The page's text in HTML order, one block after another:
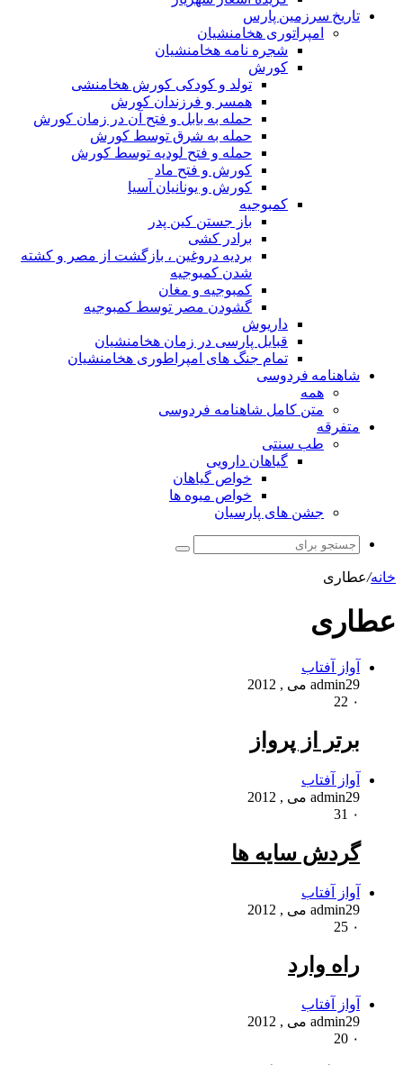
تاریخ سرزمین پارس
امپراتوری هخامنشیان
شجره نامه هخامنشیان
کورش
تولد و کودکی کورش هخامنشی
همسر و فرزندان کورش
حمله به بابل و فتح آن در زمان کورش
حمله به شرق توسط کورش
حمله و فتح لودیه توسط کورش
کورش و فتح ماد
کورش و یونانیان آسیا
کمبوجیه
باز جستن کین پدر
برادر کشی
بردیه دروغین ، بازگشت از مصر و کشته
شدن کمبوجیه
کمبوجیه و مغان
گشودن مصر توسط کمبوجیه
داریوش
قبایل پارسی در زمان هخامنشیان
تمام جنگ های امپراطوری هخامنشیان
شاهنامه فردوسی
همه
متن کامل شاهنامه فردوسی
متفرقه
طب سنتی
گیاهان دارویی
خواص گیاهان
خواص میوه ها
جشن های پارسیان
جستجو
خانه/عطاری
عطاری
آواز آفتاب
admin29 می , 2012
۰
برتر از پرواز
آواز آفتاب
admin29 می , 2012
۰
گردش سایه ها
آواز آفتاب
admin29 می , 2012
۰
راه وارد
آواز آفتاب
admin29 می , 2012
۰